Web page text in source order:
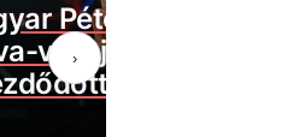
Péter bejelentette a
várt jó hírt! Végre
›